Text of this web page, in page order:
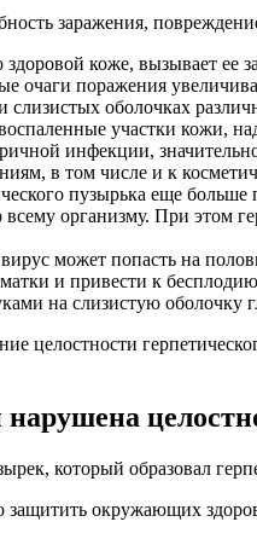
заражения,
здоровой коже, вызывает
очаги поражения
слизистых оболочках
участки кожи,
инфекции,
в том числе и к
пузырька еще
всему организму. При этом
может попасть на
и привести к
на слизистую оболочку
целостности
нарушена
который образовал
защитить окружающих